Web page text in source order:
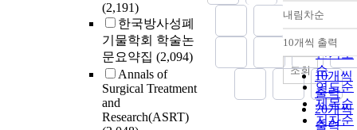
(2,191)
한국방사성폐
기물학회 학술논
문요약집 (2,094)
Annals of
Surgical Treatment
and
Research(ASRT)
정확도
순
인기도
순
연도순
제목순
저자순
내림차순
내림차
10개씩 출력
10개씩
출력
20개씩
출력
조회